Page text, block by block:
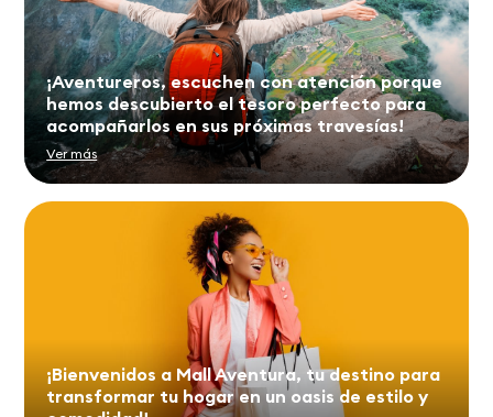
¡Aventureros, escuchen con atención porque
hemos descubierto el tesoro perfecto para
acompañarlos en sus próximas travesías! ️
Ver más
¡Bienvenidos a Mall Aventura, tu destino para
transformar tu hogar en un oasis de estilo y